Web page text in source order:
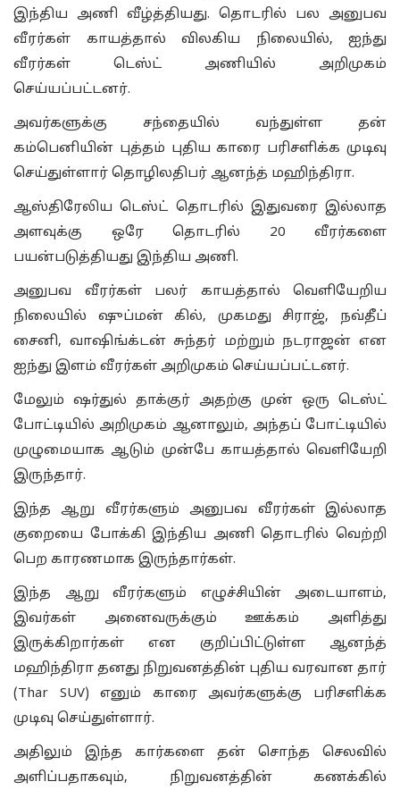
இந்திய அணி வீழ்த்தியது. தொடரில் பல அனுபவ
வீரர்கள் காயத்தால் விலகிய நிலையில், ஐந்து
வீரர்கள் டெஸ்ட் அணியில் அறிமுகம்
செய்யப்பட்டனர்.
அவர்களுக்கு சந்தையில் வந்துள்ள தன்
கம்பெனியின் புத்தம் புதிய காரை பரிசளிக்க முடிவு
செய்துள்ளார் தொழிலதிபர் ஆனந்த் மஹிந்திரா.
ஆஸ்திரேலிய டெஸ்ட் தொடரில் இதுவரை இல்லாத
அளவுக்கு ஒரே தொடரில் 20 வீரர்களை
பயன்படுத்தியது இந்திய அணி.
அனுபவ வீரர்கள் பலர் காயத்தால் வெளியேறிய
நிலையில் ஷுப்மன் கில், முகமது சிராஜ், நவ்தீப்
சைனி, வாஷிங்க்டன் சுந்தர் மற்றும் நடராஜன் என
ஐந்து இளம் வீரர்கள் அறிமுகம் செய்யப்பட்டனர்.
மேலும் ஷர்துல் தாக்குர் அதற்கு முன் ஒரு டெஸ்ட்
போட்டியில் அறிமுகம் ஆனாலும், அந்தப் போட்டியில்
முழுமையாக ஆடும் முன்பே காயத்தால் வெளியேறி
இருந்தார்.
இந்த ஆறு வீரர்களும் அனுபவ வீரர்கள் இல்லாத
குறையை போக்கி இந்திய அணி தொடரில் வெற்றி
பெற காரணமாக இருந்தார்கள்.
இந்த ஆறு வீரர்களும் எழுச்சியின் அடையாளம்,
இவர்கள் அனைவருக்கும் ஊக்கம் அளித்து
இருக்கிறார்கள் என குறிப்பிட்டுள்ள ஆனந்த்
மஹிந்திரா தனது நிறுவனத்தின் புதிய வரவான தார்
(Thar SUV) எனும் காரை அவர்களுக்கு பரிசளிக்க
முடிவு செய்துள்ளார்.
அதிலும் இந்த கார்களை தன் சொந்த செலவில்
அளிப்பதாகவும், நிறுவனத்தின் கணக்கில்